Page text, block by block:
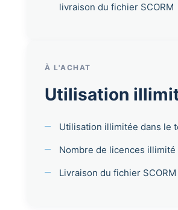
livraison du fichier SCORM
À L'ACHAT
Utilisation
Utilisation illimitée dans le
Nombre de licences illimité
Livraison du fichier SCORM